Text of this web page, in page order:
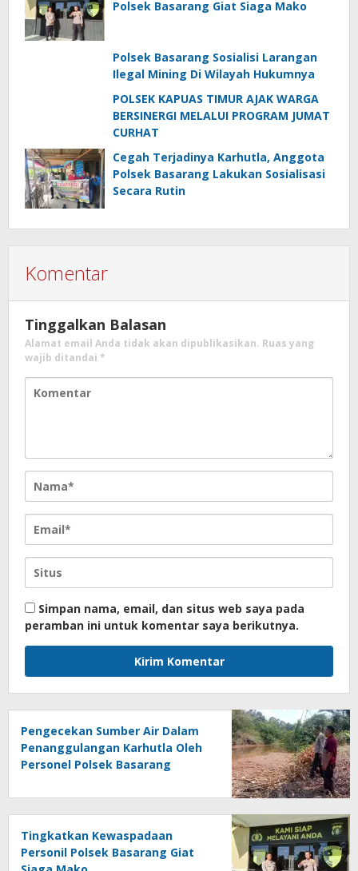
Polsek Basarang Giat Siaga Mako
Polsek Basarang Sosialisi Larangan
Ilegal Mining Di Wilayah Hukumnya
POLSEK KAPUAS TIMUR AJAK WARGA
BERSINERGI MELALUI PROGRAM JUMAT
CURHAT
Cegah Terjadinya Karhutla, Anggota
Polsek Basarang Lakukan Sosialisasi
Secara Rutin
Komentar
Tinggalkan Balasan
Alamat email Anda tidak akan dipublikasikan. Ruas yang
wajib ditandai *
Simpan nama, email, dan situs web saya pada
peramban ini untuk komentar saya berikutnya.
Pengecekan Sumber Air Dalam
Penanggulangan Karhutla Oleh
Personel Polsek Basarang
Tingkatkan Kewaspadaan
Personil Polsek Basarang Giat